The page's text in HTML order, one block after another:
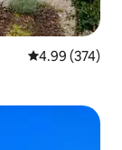
Calificación
4.99 (374)